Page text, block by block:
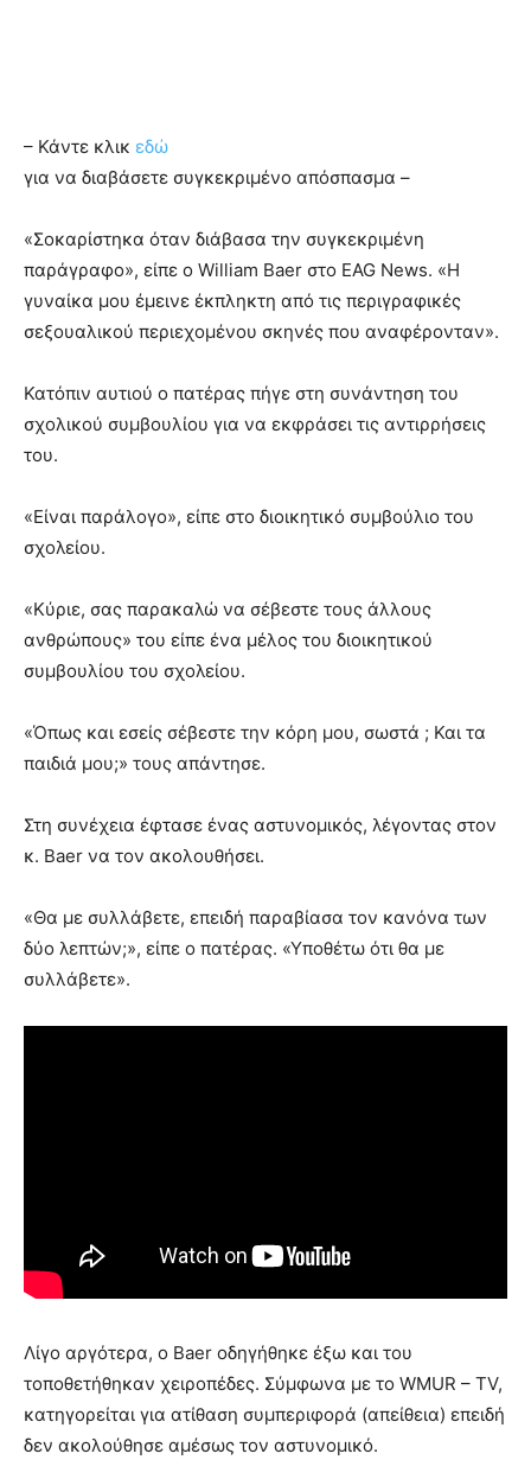
– Κάντε κλικ εδώ
για να διαβάσετε συγκεκριμένο απόσπασμα –
«Σοκαρίστηκα όταν διάβασα την συγκεκριμένη
παράγραφο», είπε ο William Baer στο EAG News. «Η
γυναίκα μου έμεινε έκπληκτη από τις περιγραφικές
σεξουαλικού περιεχομένου σκηνές που αναφέρονταν».
Κατόπιν αυτιού ο πατέρας πήγε στη συνάντηση του
σχολικού συμβουλίου για να εκφράσει τις αντιρρήσεις
του.
«Είναι παράλογο», είπε στο διοικητικό συμβούλιο του
σχολείου.
«Κύριε, σας παρακαλώ να σέβεστε τους άλλους
ανθρώπους» του είπε ένα μέλος του διοικητικού
συμβουλίου του σχολείου.
«Όπως και εσείς σέβεστε την κόρη μου, σωστά ; Και τα
παιδιά μου;» τους απάντησε.
Στη συνέχεια έφτασε ένας αστυνομικός, λέγοντας στον
κ. Baer να τον ακολουθήσει.
«Θα με συλλάβετε, επειδή παραβίασα τον κανόνα των
δύο λεπτών;», είπε ο πατέρας. «Υποθέτω ότι θα με
συλλάβετε».
Λίγο αργότερα, ο Baer οδηγήθηκε έξω και του
τοποθετήθηκαν χειροπέδες. Σύμφωνα με το WMUR – TV,
κατηγορείται για ατίθαση συμπεριφορά (απείθεια) επειδή
δεν ακολούθησε αμέσως τον αστυνομικό.